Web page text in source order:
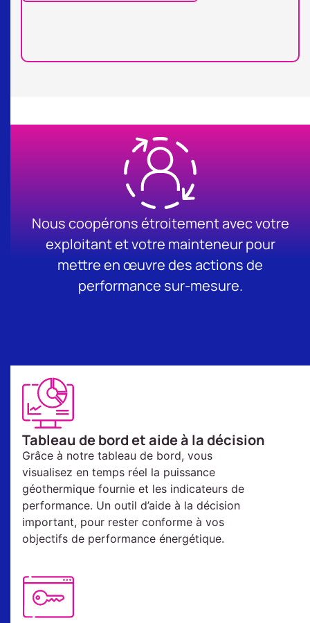
Nous coopérons étroitement avec votre
exploitant et votre mainteneur pour
mettre en œuvre des actions de
performance sur-mesure.
Tableau de bord et aide à la décision
Grâce à notre tableau de bord, vous
visualisez en temps réel la puissance
géothermique fournie et les indicateurs de
performance. Un outil d’aide à la décision
important, pour rester conforme à vos
objectifs de performance énergétique.